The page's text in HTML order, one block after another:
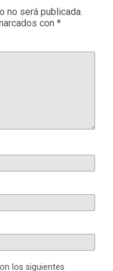
no será publicada.
con *
los siguientes